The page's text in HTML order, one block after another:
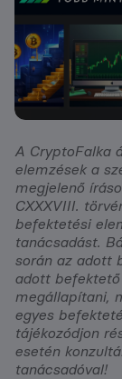
A CryptoFalka
elemzések a
megjelenő
CXXXVIII.
befektetési
tanácsadást.
során az adott
adott
megállapítani,
egyes
tájékozódjon
esetén
tanácsadóval!